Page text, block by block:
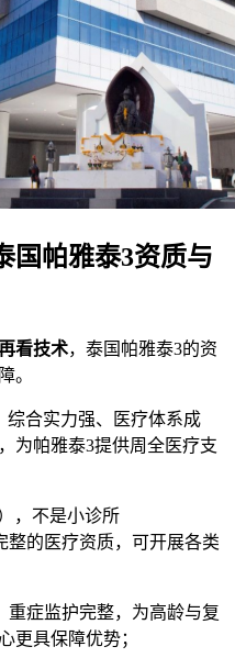
国帕雅泰3资质与
看技术，泰国帕雅泰3的资
。
综合实力强、医疗体系成
为帕雅泰3提供周全医疗支
），不是小诊所
整的医疗资质，可开展各类
重症监护完整，为高龄与复
更具保障优势；